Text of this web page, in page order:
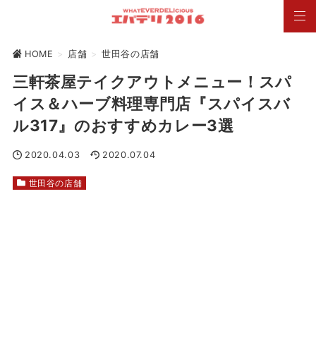
HOME > 店舗 > 世田谷の店舗
三軒茶屋テイクアウトメニュー！スパ
イス＆ハーブ料理専門店『スパイスバ
ル317』のおすすめカレー3選
2020.04.03 2020.07.04
世田谷の店舗